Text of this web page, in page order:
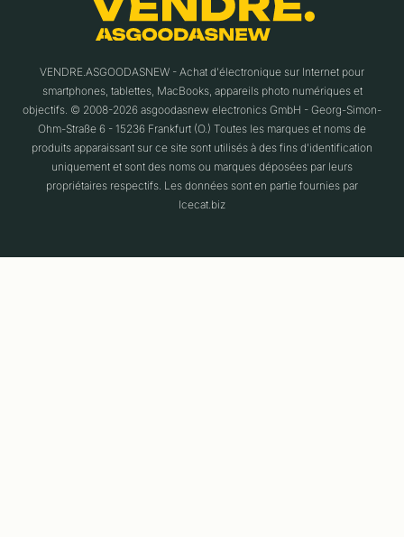
VENDRE.ASGOODASNEW - Achat d'électronique sur Internet pour
smartphones, tablettes, MacBooks, appareils photo numériques et
objectifs. © 2008-2026 asgoodasnew electronics GmbH - Georg-Simon-
Ohm-Straße 6 - 15236 Frankfurt (O.) Toutes les marques et noms de
produits apparaissant sur ce site sont utilisés à des fins d'identification
uniquement et sont des noms ou marques déposées par leurs
propriétaires respectifs. Les données sont en partie fournies par
Icecat.biz